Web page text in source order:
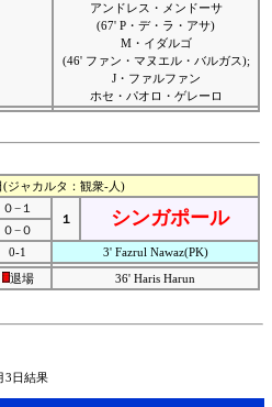
アンドレス・メンドーサ
(67' P・デ・ラ・アサ)
M・イダルゴ
(46' ファン・マヌエル・バルガス);
J・ファルファン
ホセ・パオロ・ゲレーロ
(ジャカルタ：観衆-人)
０−１
１
シンガポール
０−０
0-1
3' Fazrul Nawaz(PK)
退場
36' Haris Harun
3日結果